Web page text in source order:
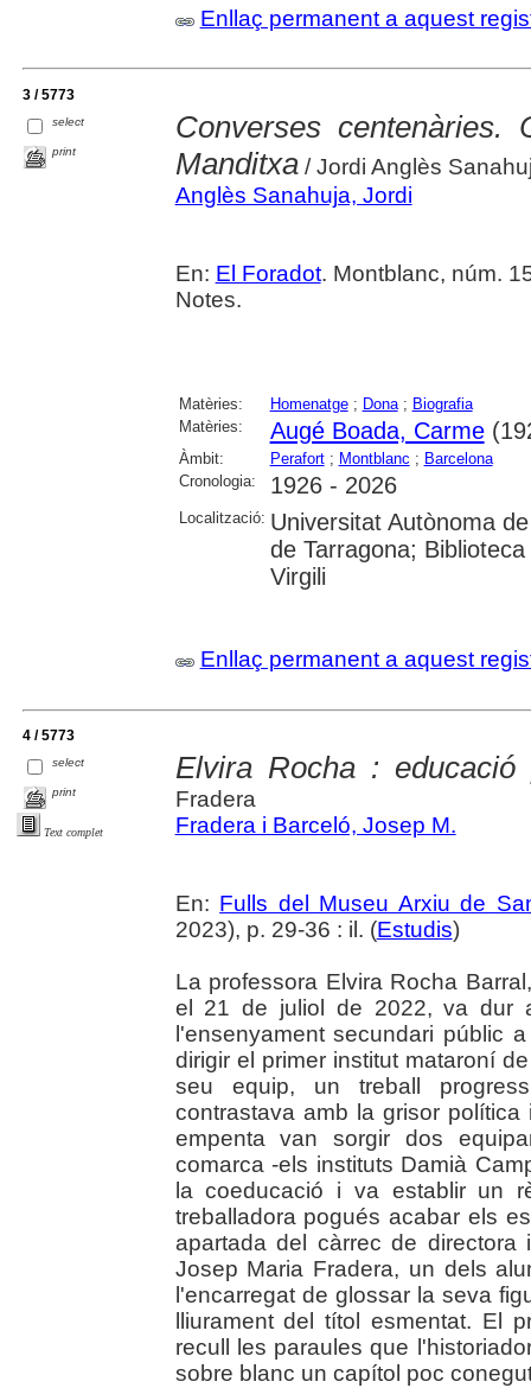
Enllaç permanent a aquest
3 / 5773
select
print
Converses
Manditxa/ Jordi Anglès
Anglès Sanahuja, Jordi
En: El Foradot. Montblanc, núm.
Notes.
Matèries: Homenatge; Dona; Biografia
Matèries:
Augé Boada, Carme
Àmbit: Perafort; Montblanc ; Barcelona
Cronologia:
1926 - 2026
Localització: Universitat Autònoma
de Tarragona;
Virgili
Enllaç permanent a aquest
4 / 5773
select
print
Text complet
Elvira Rocha :
Fradera
Fradera i Barceló, Josep M.
En: Fulls del Museu Arxiu de
2023), p. 29-36 : il. (Estudis)
La professora Elvira Rocha
el 21 de juliol de 2022, va dur
l'ensenyament secundari públic
dirigir el primer institut mataroní
seu equip, un treball
contrastava amb la grisor
empenta van sorgir dos
comarca -els instituts Damià
la coeducació i va establir un
treballadora pogués acabar els
apartada del càrrec de
Josep Maria Fradera, un dels
l'encarregat de glossar la seva
lliurament del títol esmentat. El
recull les paraules que
sobre blanc un capítol poc